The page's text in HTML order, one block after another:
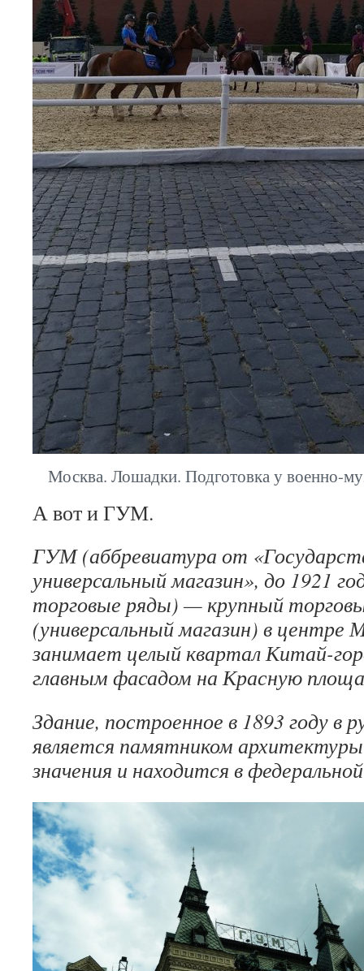
Москва. Лошадки. Подготовка у военно-
А вот и ГУМ.
ГУМ (аббревиатура от
универсальный магазин», до 1921
торговые ряды) — крупный
(универсальный магазин) в центре
занимает целый квартал Китай-
главным фасадом на Красную
Здание, построенное в 1893 году в
является памятником
значения и находится в